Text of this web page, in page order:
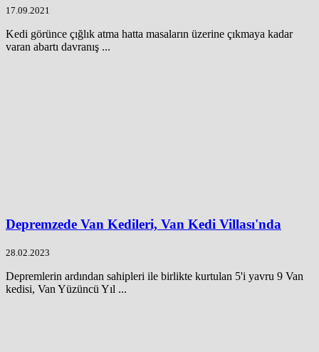
17.09.2021
Kedi görünce çığlık atma hatta masaların üzerine çıkmaya kadar
varan abartı davranış ...
Depremzede Van Kedileri, Van Kedi Villası'nda
28.02.2023
Depremlerin ardından sahipleri ile birlikte kurtulan 5'i yavru 9 Van
kedisi, Van Yüzüncü Yıl ...